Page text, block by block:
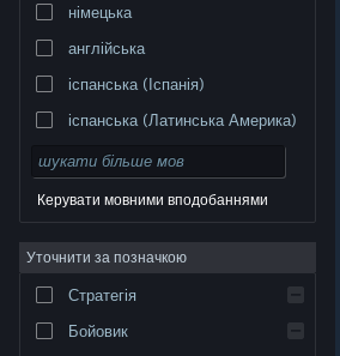
© Valve Corporation. Усі права захищено. Усі
Юридична інформація
підписника Steam
cookie
німецька
англійська
іспанська (Іспанія)
іспанська (Латинська Америка)
Керувати мовними вподобаннями
Уточнити за позначкою
Стратегія
Бойовик